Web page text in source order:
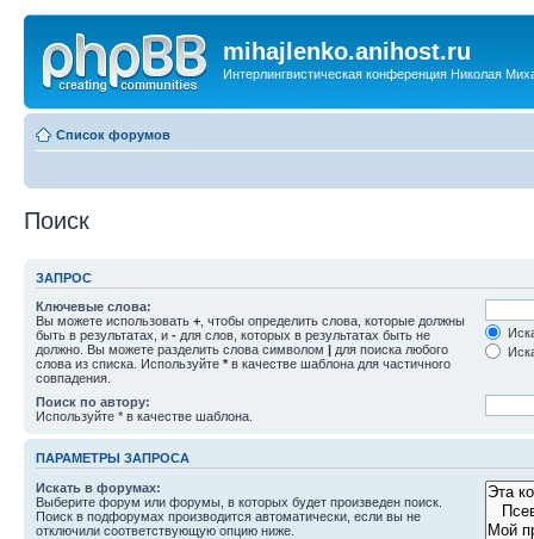
mihajlenko.anihost.ru
Интерлингвистическая конференция Николая
Список форумов
Поиск
ЗАПРОС
Ключевые слова:
Вы можете использовать + , чтобы определить слова, которые должны
быть в результатах, и - для слов, которых в результатах быть не
должно. Вы можете разделить слова символом | для поиска любого
слова из списка. Используйте * в качестве шаблона для частичного
совпадения.
Поиск по автору:
Используйте * в качестве шаблона.
ПАРАМЕТРЫ ЗАПРОСА
Искать в форумах:
Выберите форум или форумы, в которых будет произведен поиск.
Поиск в подфорумах производится автоматически, если вы не
отключили соответствующую опцию ниже.